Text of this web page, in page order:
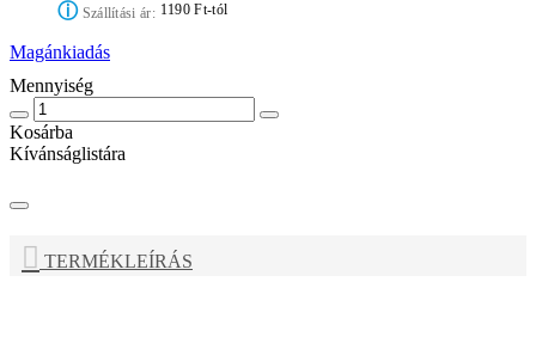
ⓘSzállítási ár: 1190 Ft-tól
Magánkiadás
Mennyiség
Kosárba
Kívánságlistára
TERMÉKLEÍRÁS